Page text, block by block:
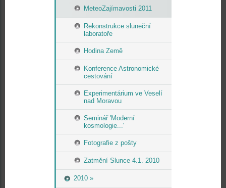
MeteoZajímavosti 2011
Rekonstrukce sluneční
laboratoře
Hodina Země
Konference Astronomické
cestování
Experimentárium ve Veselí
nad Moravou
Seminář 'Moderní
kosmologie...'
Fotografie z pošty
Zatmění Slunce 4.1. 2010
2010 »